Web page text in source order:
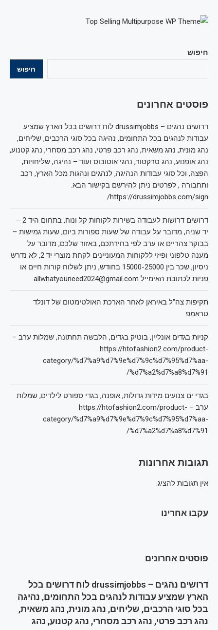
חיפוש
חיפוש
פוסטים אחרונים
דרושים נהגים – drussimjobbs לוח דרושים בכל הארץ שמציע
עבודות לנהגים בכל התחומים, נהיגה בכל סוגי הרכבים, שליחים,
נהג מונית, נהג משאית, נהג רכב פרטי, נהג רכב מסחרי, נהג קטנוע,
נהג אופנוע, נהג טרקטור, נהגי אוטובוס ועוד – נהיגה, שליחויות,
הפצה, וכל סוגי עבודות הנהיגה, לנהגים ונהגות מכל הארץ, רכב
ותחבורה , לפרטים ניתן להירשם בקישור הבא:
https://drussimjobbs.com/sign/
דרושים דרושות לעבודה בשירות לקוחות קל ונוח, בתחום היד 2 –
יד שניה, מדובר על עבודה של שעות ספורות ביום, שעות גמישות –
בבוקר צהריים או ערב לפי בחירתכם, באזור שלכם, מדובר על
מענה טלפוני ופיזי ללקוחות המעוניינים לקחת מוצרי יד 2, לא נדרש
ניסיון, שכר בין 15000-25000 בחודש, ניתן לשלוח קורות חיים או
פניות לכתובת האימייל allwhatyouneed2024@gmail.com
תקיפות צה"ל באיראן לאחר הארכת האולטימטום של דונלד
טראמפ
קניות בגדים אונליין, בוטיק בגדים, הלבשה תחתונה, שמלות ערב –
https://htofashion2.com/product-
category/%d7%a9%d7%9e%d7%9c%d7%95%d7%aa-
%d7%a2%d7%a8%d7%91/
בגדי ים צנועים מידות גדולות, אופנה, בגדי ספורט לילדים, שמלות
ערב – https://htofashion2.com/product-
category/%d7%a9%d7%9e%d7%9c%d7%95%d7%aa-
%d7%a2%d7%a8%d7%91/
תגובות אחרונות
אין תגובות להציג.
עקבו אחרינו
פוסטים אחרונים
דרושים נהגים – drussimjobbs לוח דרושים בכל
הארץ שמציע עבודות לנהגים בכל התחומים, נהיגה
בכל סוגי הרכבים, שליחים, נהג מונית, נהג משאית,
נהג רכב פרטי, נהג רכב מסחרי, נהג קטנוע, נהג